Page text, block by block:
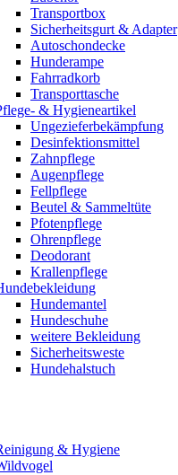
Transportbox
Sicherheitsgurt & Adapter
Autoschondecke
Hunderampe
Fahrradkorb
Transporttasche
& Hygieneartikel
Ungezieferbekämpfung
Desinfektionsmittel
Zahnpflege
Augenpflege
Fellpflege
Beutel & Sammeltüte
Pfotenpflege
Ohrenpflege
Deodorant
Krallenpflege
Hundemantel
Hundeschuhe
weitere Bekleidung
Sicherheitsweste
Hundehalstuch
& Hygiene